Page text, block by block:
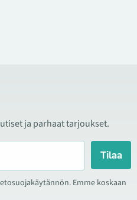
ja parhaat tarjoukset.
Tilaa
Emme koskaan